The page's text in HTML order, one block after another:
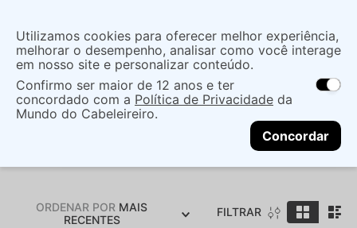
localização
As ofertas e opções de entrega variam de
acordo com a região.Não sei meu CEP
CONTINUAR
O que você procura?
ORDENAR POR MAIS
RECENTES
FILTRAR
Utilizamos cookies para oferecer melhor experiência,
melhorar o desempenho, analisar como você interage
em nosso site e personalizar conteúdo.
Confirmo ser maior de 12 anos e ter
concordado com a Política de Privacidade da
Mundo do Cabeleireiro.
Concordar